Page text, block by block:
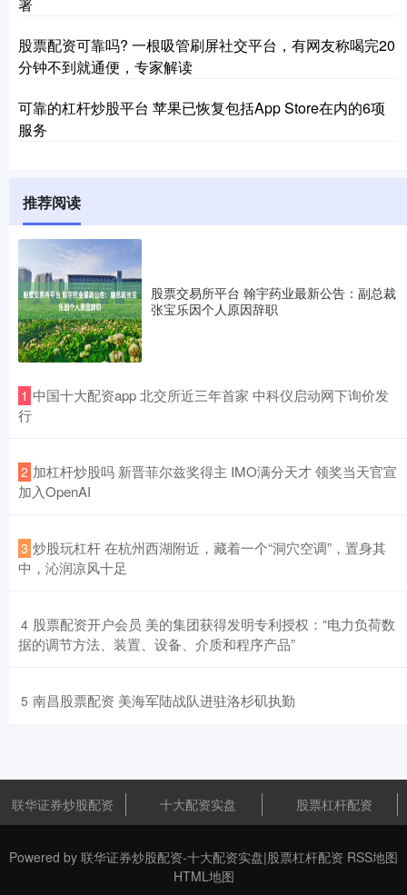
股票配资可靠吗? 一根吸管刷屏社交平台，有网友称喝完20
分钟不到就通便，专家解读
可靠的杠杆炒股平台 苹果已恢复包括App Store在内的6项
服务
推荐阅读
股票交易所平台 翰宇药业最新公告：副总裁
张宝乐因个人原因辞职
1 ​中国十大配资app 北交所近三年首家 中科仪启动网下询价发
行
2 ​加杠杆炒股吗 新晋菲尔兹奖得主 IMO满分天才 领奖当天官宣
加入OpenAI
3 ​炒股玩杠杆 在杭州西湖附近，藏着一个“洞穴空调”，置身其
中，沁润凉风十足
4 ​股票配资开户会员 美的集团获得发明专利授权：“电力负荷数
据的调节方法、装置、设备、介质和程序产品”
5 ​南昌股票配资 美海军陆战队进驻洛杉矶执勤
联华证券炒股配资 十大配资实盘 股票杠杆配资
Powered by 联华证券炒股配资-十大配资实盘|股票杠杆配资 RSS地图
HTML地图